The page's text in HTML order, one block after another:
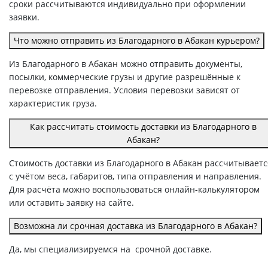
сроки рассчитываются индивидуально при оформлении
заявки.
Что можно отправить из Благодарного в Абакан курьером?
Из Благодарного в Абакан можно отправить документы,
посылки, коммерческие грузы и другие разрешённые к
перевозке отправления. Условия перевозки зависят от
характеристик груза.
Как рассчитать стоимость доставки из Благодарного в
Абакан?
Стоимость доставки из Благодарного в Абакан
с учётом веса, габаритов, типа отправления и направления.
Для расчёта можно воспользоваться онлайн-калькулятором
или оставить заявку на сайте.
Возможна ли срочная доставка из Благодарного в Абакан?
Да, мы специализируемся на срочной доставке.